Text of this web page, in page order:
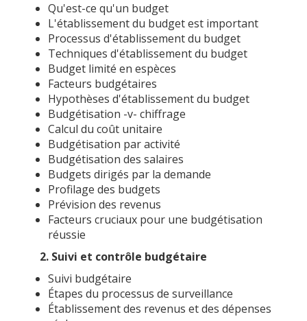
Qu'est-ce qu'un budget
L'établissement du budget est important
Processus d'établissement du budget
Techniques d'établissement du budget
Budget limité en espèces
Facteurs budgétaires
Hypothèses d'établissement du budget
Budgétisation -v- chiffrage
Calcul du coût unitaire
Budgétisation par activité
Budgétisation des salaires
Budgets dirigés par la demande
Profilage des budgets
Prévision des revenus
Facteurs cruciaux pour une budgétisation
réussie
2. Suivi et contrôle budgétaire
Suivi budgétaire
Étapes du processus de surveillance
Établissement des revenus et des dépenses